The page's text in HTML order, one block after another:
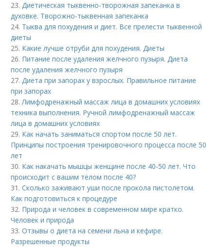
23.Диетическая тыквенно-творожная запеканка в
духовке. Творожно-тыквенная запеканка
24. Тыква для похудения и диет. Все прелести тыквенной
диеты
25. Какие лучше отруби для похудения. Диеты
26. Питание после удаления желчного пузыря. Диета
после удаления желчного пузыря
27.Диета при запорах у взрослых. Правильное питание
при запорах
28.Лимфодренажный массаж лица в домашних условиях
техника выполнения. Ручной лимфодренажный массаж
лица в домашних условиях
29. Как начать заниматься спортом после 50 лет.
Принципы построения тренировочного процесса после 50
лет
30. Как накачать мышцы женщине после 40-50 лет. Что
происходит с вашим телом после 40?
31.Сколько заживают уши после прокола пистолетом.
Как подготовиться к процедуре
32. Природа и человек в современном мире кратко.
Человек и природа
33.Отзывы о диета на семени льна и кефире.
Разрешенные продукты